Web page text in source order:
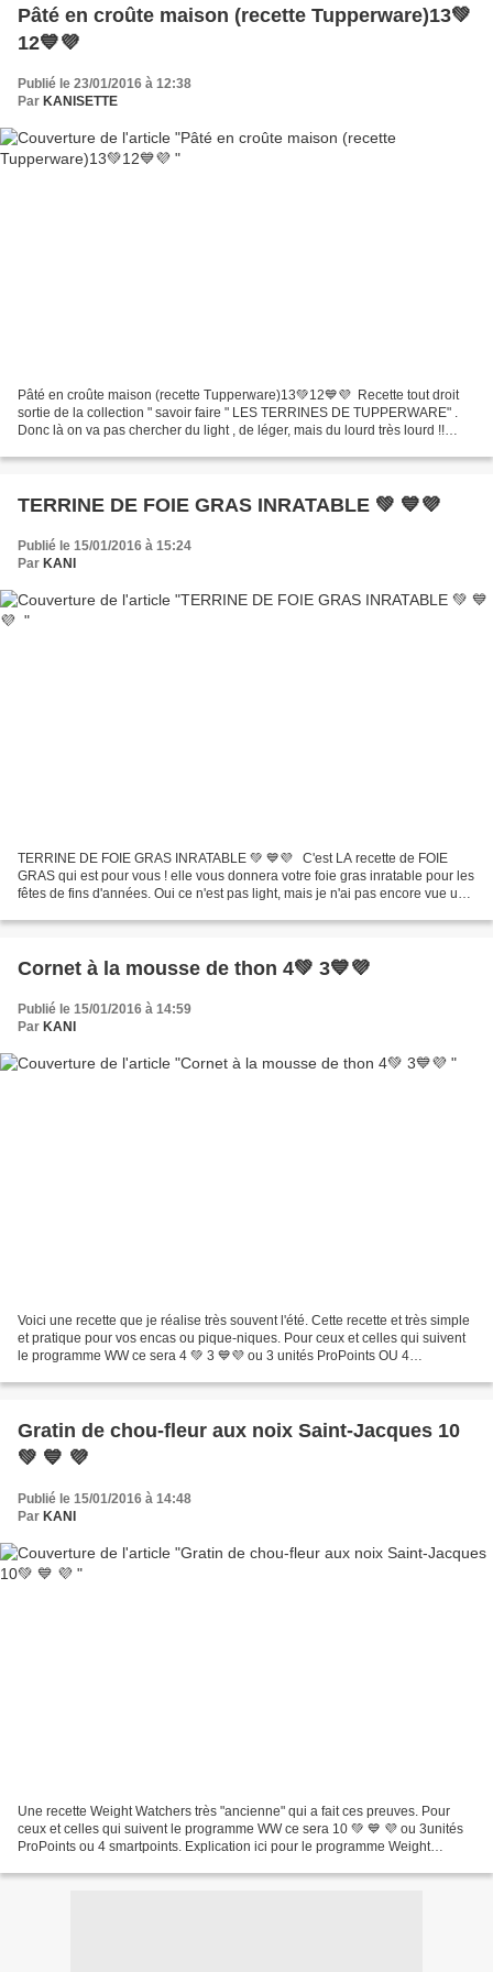
Pâté en croûte maison (recette Tupperware)13💚
12💙💜
Publié le 23/01/2016 à 12:38
Par KANISETTE
Pâté en croûte maison (recette Tupperware)13💚12💙💜 Recette tout droit
sortie de la collection " savoir faire " LES TERRINES DE TUPPERWARE" .
Donc là on va pas chercher du light , de léger, mais du lourd très lourd !!
TERRINE DE FOIE GRAS INRATABLE 💚 💙💜
Publié le 15/01/2016 à 15:24
Par KANI
TERRINE DE FOIE GRAS INRATABLE 💚 💙💜 C'est LA recette de FOIE
GRAS qui est pour vous ! elle vous donnera votre foie gras inratable pour les
fêtes de fins d'années. Oui ce n'est pas light, mais je n'ai pas encore vue une
Cornet à la mousse de thon 4💚 3💙💜
Publié le 15/01/2016 à 14:59
Par KANI
Voici une recette que je réalise très souvent l'été. Cette recette et très simple
et pratique pour vos encas ou pique-niques. Pour ceux et celles qui suivent
le programme WW ce sera 4 💚 3 💙💜 ou 3 unités ProPoints OU 4
Gratin de chou-fleur aux noix Saint-Jacques 10
💚 💙 💜
Publié le 15/01/2016 à 14:48
Par KANI
Une recette Weight Watchers très "ancienne" qui a fait ces preuves. Pour
ceux et celles qui suivent le programme WW ce sera 10 💚 💙 💜 ou 3unités
ProPoints ou 4 smartpoints. Explication ici pour le programme Weight